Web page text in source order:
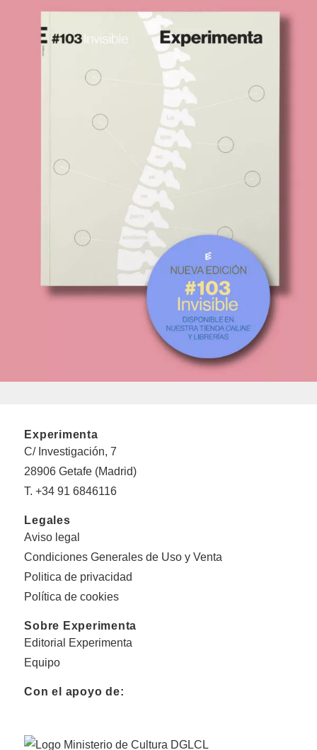
Experimenta
C/ Investigación, 7
28906 Getafe (Madrid)
T. +34 91 6846116
Legales
Aviso legal
Condiciones Generales de Uso y Venta
Politica de privacidad
Política de cookies
Sobre Experimenta
Editorial Experimenta
Equipo
Con el apoyo de: